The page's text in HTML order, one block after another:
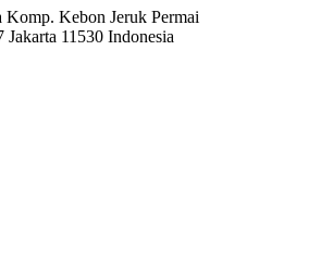
Komp. Kebon Jeruk Permai
11530 Indonesia